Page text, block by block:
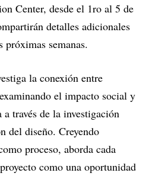
Center, desde el 1ro al 5 de
detalles adicionales
próximas semanas.
la conexión entre
el impacto social y
través de la investigación
del diseño. Creyendo
proceso, aborda cada
como una oportunidad